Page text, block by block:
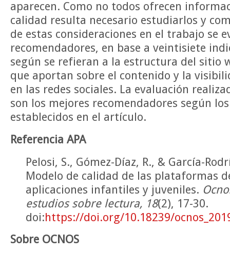
aparecen. Como no todos ofrecen
calidad resulta necesario estudiarlos y
de estas consideraciones en el trabajo se
recomendadores, en base a veintisiete
según se refieran a la estructura del sitio
que aportan sobre el contenido y la
en las redes sociales. La evaluación
son los mejores recomendadores según
establecidos en el artículo.
Referencia APA
Pelosi, S., Gómez-Díaz, R., & García-
Modelo de calidad de las plataformas
aplicaciones infantiles y juveniles.
estudios sobre lectura, 18(2), 17-30.
doi:https://doi.org/10.18239/
Sobre OCNOS